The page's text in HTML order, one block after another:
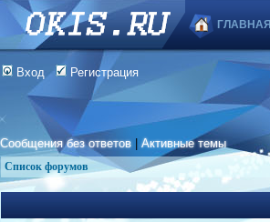
ГЛАВНАЯ
Вход Регистрация
Сообщения без ответов |Активные темы
Список форумов